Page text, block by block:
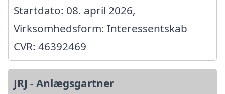
Startdato: 08. april 2026,
Virksomhedsform: Interessentskab
CVR: 46392469
JRJ - Anlægsgartner